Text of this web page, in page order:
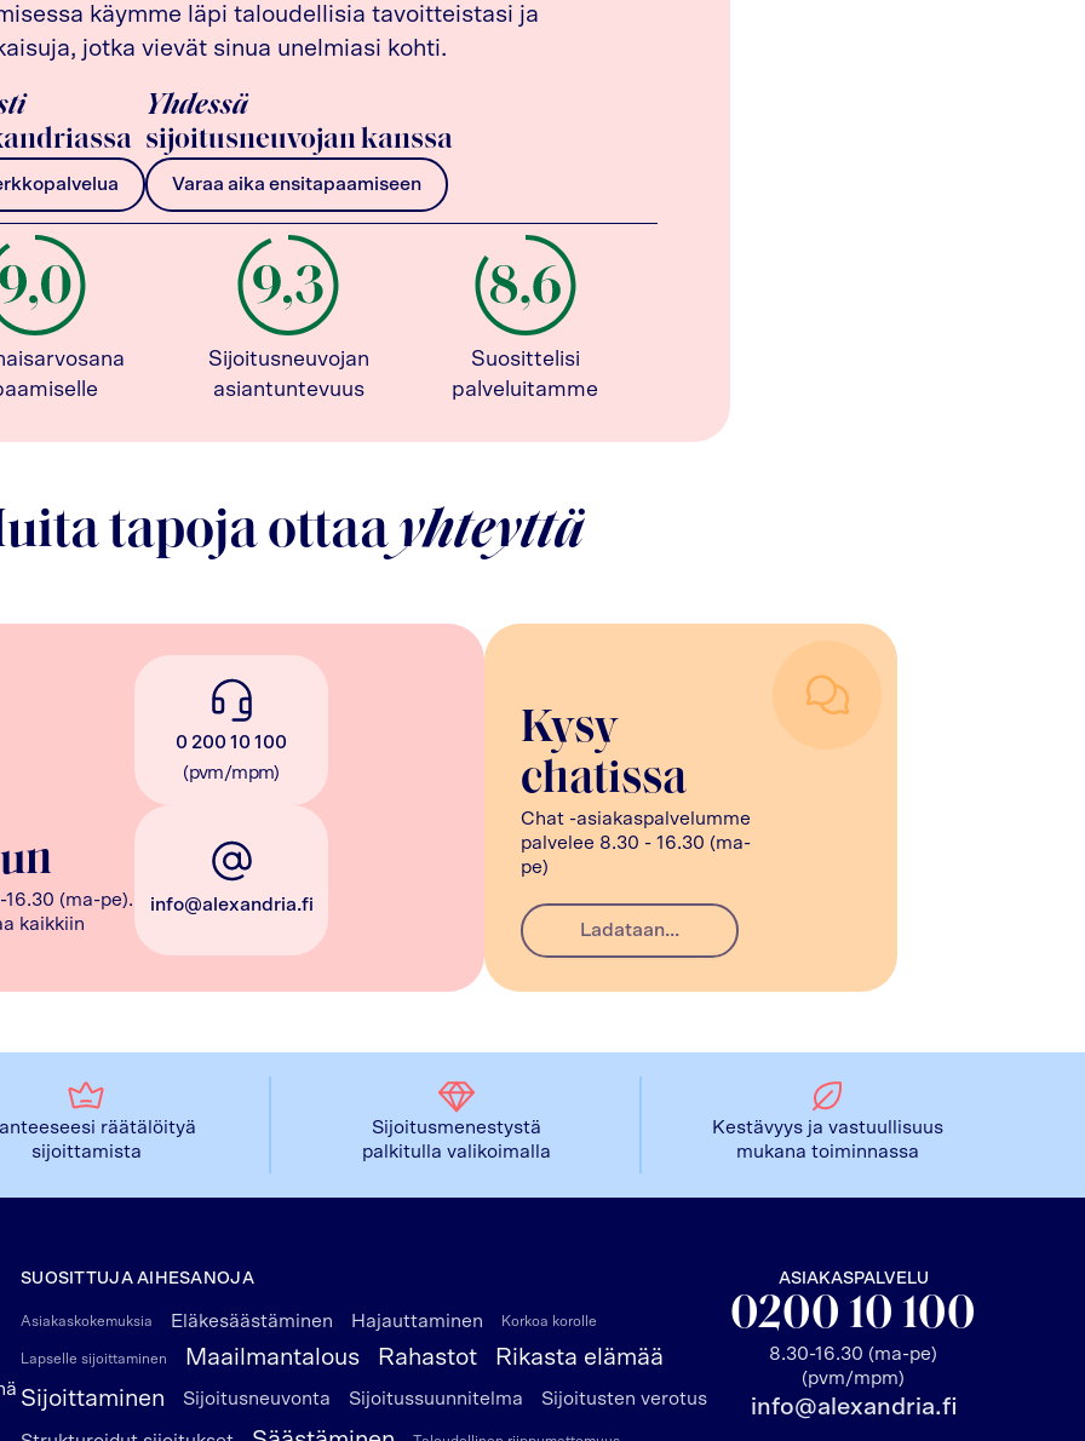
käymme läpi taloudellisia tavoitteistasi ja
jotka vievät sinua unelmiasi kohti.
Yhdessä
sijoitusneuvojan kanssa
Varaa aika ensitapaamiseen
Sijoitusneuvojan
asiantuntevuus
Suosittelisi
palveluitamme
tapoja ottaa yhteyttä
(ma-pe).
kaikkiin
0 200 10 100
(pvm/mpm)
info@alexandria.fi
Kysy
chatissa
Chat -asiakaspalvelumme
palvelee 8.30 - 16.30 (ma-
pe)
Ladataan...
räätälöityä
sijoittamista
Sijoitusmenestystä
palkitulla valikoimalla
Kestävyys ja vastuullisuus
mukana toiminnassa
SUOSITTUJA AIHESANOJA
Asiakaskokemuksia Eläkesäästäminen Hajauttaminen Korkoa korolle
Lapselle sijoittaminen Maailmantalous Rahastot
Rikasta elämää
Sijoittaminen
Sijoitusneuvonta Sijoitussuunnitelma Sijoitusten verotus
ASIAKASPALVELU
0200 10 100
8.30-16.30 (ma-pe)
(pvm/mpm)
info@alexandria.fi